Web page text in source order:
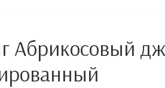
Абрикосовый